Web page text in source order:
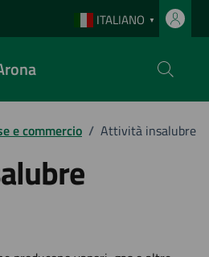
ITALIANO ▼
e commercio / Attività insalubre